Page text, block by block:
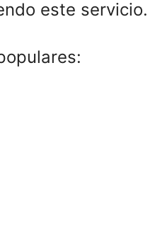
este servicio.